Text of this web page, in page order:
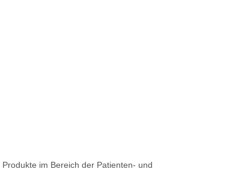
im Bereich der Patienten- und